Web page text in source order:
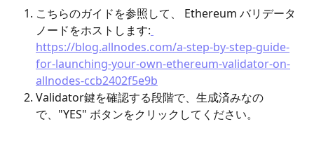
こちらのガイドを参照して、 Ethereum バリデータ
ノードをホストします:
https://blog.allnodes.com/a-step-by-step-guide-
for-launching-your-own-ethereum-validator-on-
allnodes-ccb2402f5e9b
Validator鍵を確認する段階で、生成済みなの
で、"YES" ボタンをクリックしてください。